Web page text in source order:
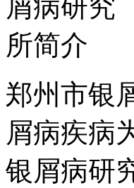
郑州市银
屑病疾病
银屑病研